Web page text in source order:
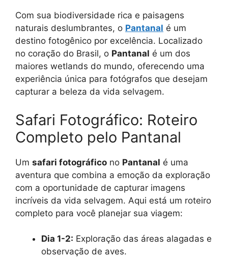
Com sua biodiversidade rica e paisagens
naturais deslumbrantes, o Pantanal é um
destino fotogênico por excelência. Localizado
no coração do Brasil, o Pantanal é um dos
maiores wetlands do mundo, oferecendo uma
experiência única para fotógrafos que desejam
capturar a beleza da vida selvagem.
Safari Fotográfico: Roteiro
Completo pelo Pantanal
Um safari fotográfico no Pantanal é uma
aventura que combina a emoção da exploração
com a oportunidade de capturar imagens
incríveis da vida selvagem. Aqui está um roteiro
completo para você planejar sua viagem:
Dia 1-2: Exploração das áreas alagadas e
observação de aves.